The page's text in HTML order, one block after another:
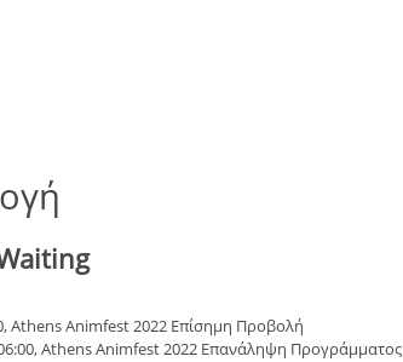
Athens Animfest 2022 Επίσημη Προβολή
Athens Animfest 2022 Επανάληψη Προγράμματος